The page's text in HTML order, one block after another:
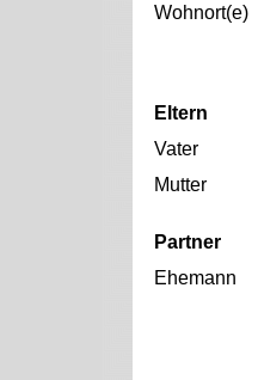
Wohnort(e)
Eltern
Vater
Mutter
Partner
Ehemann